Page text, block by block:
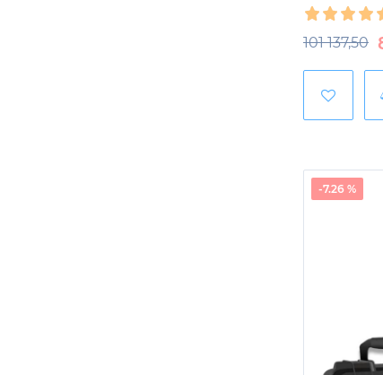
101 137,50
-7.26 %